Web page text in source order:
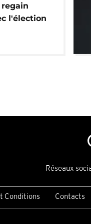
l'élection
à la
Réseaux
Conditions Contacts